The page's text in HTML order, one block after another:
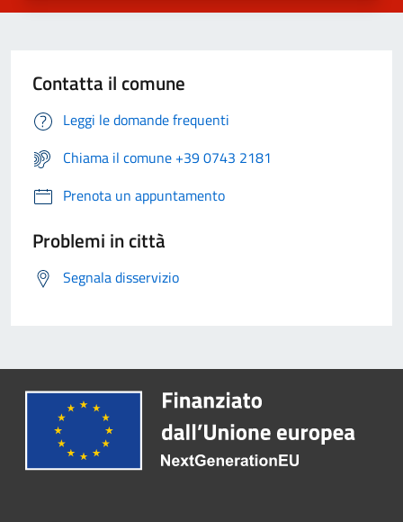
Contatta il comune
Leggi le domande frequenti
Chiama il comune +39 0743 2181
Prenota un appuntamento
Problemi in città
Segnala disservizio